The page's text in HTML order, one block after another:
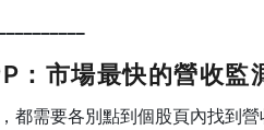
：市場最快的營收監
都需要各別點到個股頁內找到